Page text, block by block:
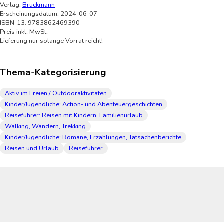
Verlag: Bruckmann
Erscheinungsdatum: 2024-06-07
ISBN-13: 9783862469390
Preis inkl. MwSt.
Lieferung nur solange Vorrat reicht!
Thema-Kategorisierung
Aktiv im Freien / Outdooraktivitäten
Kinder/Jugendliche: Action- und Abenteuergeschichten
Reiseführer: Reisen mit Kindern, Familienurlaub
Walking, Wandern, Trekking
Kinder/Jugendliche: Romane, Erzählungen, Tatsachenberichte
Reisen und Urlaub
Reiseführer